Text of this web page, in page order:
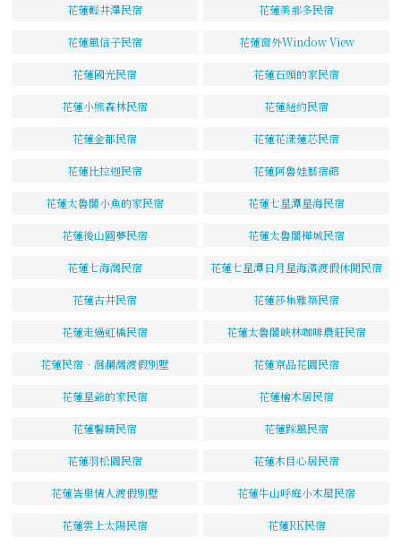
花蓮輕井澤民宿 花蓮美那多民宿
花蓮風信子民宿 花蓮窗外Window View
花蓮國光民宿 花蓮石頭的家民宿
花蓮小熊森林民宿 花蓮紐約民宿
花蓮金都民宿 花蓮花漾蓮芯民宿
花蓮比拉迦民宿 花蓮阿魯娃藝宿館
花蓮太魯閣小魚的家民宿 花蓮七星潭星海民宿
花蓮後山圓夢民宿 花蓮太魯閣樺城民宿
花蓮七海灣民宿 花蓮七星潭日月星海濱渡假休閒民宿
花蓮古井民宿 花蓮莎集雅築民宿
花蓮走過虹橋民宿 花蓮太魯閣峽林咖啡農莊民宿
花蓮民宿‧洄瀾灣渡假別墅 花蓮京品花園民宿
花蓮星爺的家民宿 花蓮檜木居民宿
花蓮馨晴民宿 花蓮踩風民宿
花蓮羽松園民宿 花蓮木目心居民宿
花蓮峇里情人渡假別墅 花蓮牛山呼庭小木屋民宿
花蓮雲上太陽民宿 花蓮RK民宿